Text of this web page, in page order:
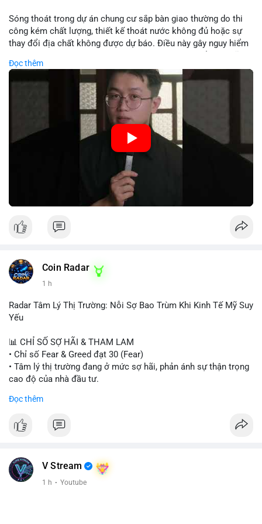
Lời khuyên:
Nhà đầu tư nên theo dõi các bước tiếp theo của địa chỉ ví nhận
để xác định rõ xu hướng. Tránh hành động theo cảm xúc; hãy
quan sát khối lượng khớp lệnh trên sàn trong 24-48 giờ tới để
đưa ra quyết định hợp lý.
#chuyendichlon #aplucban
Sóng thoát trong dự án chung cư sắp bàn giao thường do thi
công kém chất lượng, thiết kế thoát nước không đủ hoặc sự
thay đổi địa chất không được dự báo. Điều này gây nguy hiểm
trước khi nhận nhà.
🎥 Xem video trực tiếp tại:
Nguồn: 5 Phút Crypto
Đọc thêm
Coin Radar
1 h
Radar Tâm Lý Thị Trường: Nỗi Sợ Bao Trùm Khi Kinh Tế Mỹ Suy
Yếu
📊 CHỈ SỐ SỢ HÃI & THAM LAM
• Chỉ số Fear & Greed đạt 30 (Fear)
• Tâm lý thị trường đang ở mức sợ hãi, phản ánh sự thận trọng
cao độ của nhà đầu tư.
📈 XU HƯỚNG TÌM KIẾM & THẢO LUẬN
CASHCAT, CRO.
• Google Trends Việt Nam: Giá vàng thế giới, Giải bóng đá
Ngoại hạng Anh, Tin 24h, Trường đại học.
Đọc thêm
V Stream
1 h · Youtube